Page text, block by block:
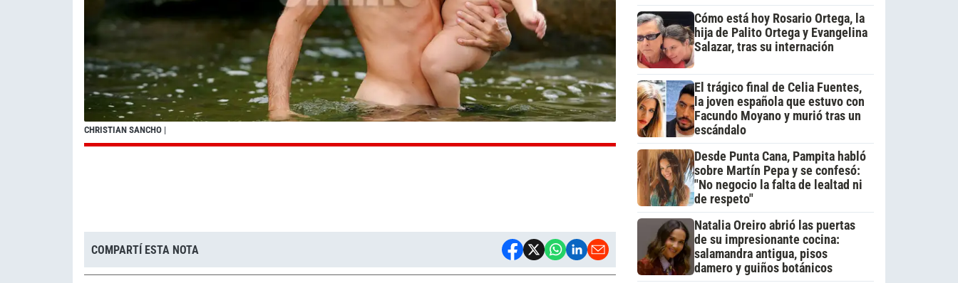
CHRISTIAN SANCHO |
COMPARTÍ ESTA NOTA
Cómo está hoy Rosario Ortega, la
hija de Palito Ortega y Evangelina
Salazar, tras su internación
El trágico final de Celia Fuentes,
la joven española que estuvo con
Facundo Moyano y murió tras un
escándalo
Desde Punta Cana, Pampita habló
sobre Martín Pepa y se confesó:
"No negocio la falta de lealtad ni
de respeto"
Natalia Oreiro abrió las puertas
de su impresionante cocina:
salamandra antigua, pisos
damero y guiños botánicos